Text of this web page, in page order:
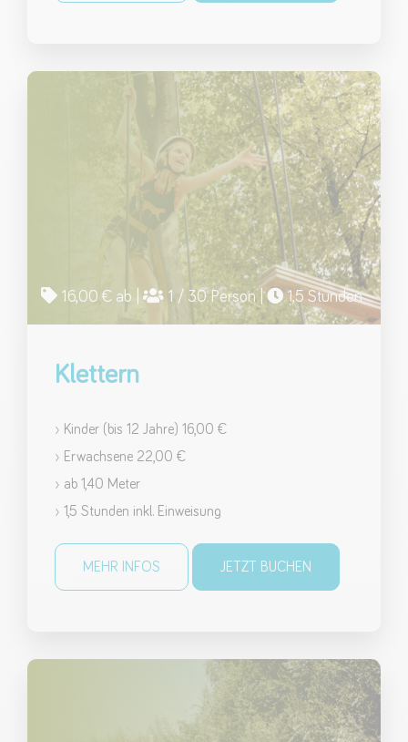
16,00 € ab | 1 / 30 Person | 1,5 Stunden
Klettern
› Kinder (bis 12 Jahre) 16,00 €
› Erwachsene 22,00 €
› ab 1,40 Meter
› 1,5 Stunden inkl. Einweisung
MEHR INFOS JETZT BUCHEN